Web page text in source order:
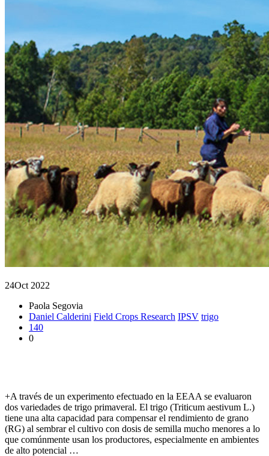
24Oct 2022
Paola Segovia
Daniel Calderini Field Crops Research IPSV trigo
140
0
+A través de un experimento efectuado en la EEAA se evaluaron
dos variedades de trigo primaveral. El trigo (Triticum aestivum L.)
tiene una alta capacidad para compensar el rendimiento de grano
(RG) al sembrar el cultivo con dosis de semilla mucho menores a lo
que comúnmente usan los productores, especialmente en ambientes
de alto potencial …